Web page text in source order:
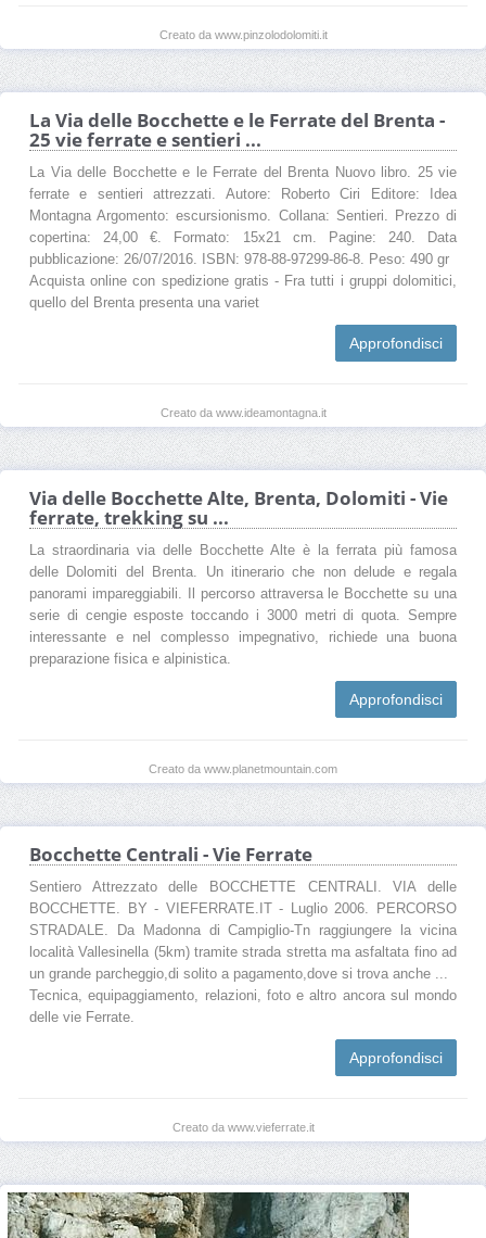
Creato da www.pinzolodolomiti.it
La Via delle Bocchette e le Ferrate del Brenta -
25 vie ferrate e sentieri ...
La Via delle Bocchette e le Ferrate del Brenta Nuovo libro. 25 vie
ferrate e sentieri attrezzati. Autore: Roberto Ciri Editore: Idea
Montagna Argomento: escursionismo. Collana: Sentieri. Prezzo di
copertina: 24,00 €. Formato: 15x21 cm. Pagine: 240. Data
pubblicazione: 26/07/2016. ISBN: 978-88-97299-86-8. Peso: 490 gr
Acquista online con spedizione gratis - Fra tutti i gruppi dolomitici,
quello del Brenta presenta una variet
Approfondisci
Creato da www.ideamontagna.it
Via delle Bocchette Alte, Brenta, Dolomiti - Vie
ferrate, trekking su ...
La straordinaria via delle Bocchette Alte è la ferrata più famosa
delle Dolomiti del Brenta. Un itinerario che non delude e regala
panorami impareggiabili. Il percorso attraversa le Bocchette su una
serie di cengie esposte toccando i 3000 metri di quota. Sempre
interessante e nel complesso impegnativo, richiede una buona
preparazione fisica e alpinistica.
Approfondisci
Creato da www.planetmountain.com
Bocchette Centrali - Vie Ferrate
Sentiero Attrezzato delle BOCCHETTE CENTRALI. VIA delle
BOCCHETTE. BY - VIEFERRATE.IT - Luglio 2006. PERCORSO
STRADALE. Da Madonna di Campiglio-Tn raggiungere la vicina
località Vallesinella (5km) tramite strada stretta ma asfaltata fino ad
un grande parcheggio,di solito a pagamento,dove si trova anche ...
Tecnica, equipaggiamento, relazioni, foto e altro ancora sul mondo
delle vie Ferrate.
Approfondisci
Creato da www.vieferrate.it